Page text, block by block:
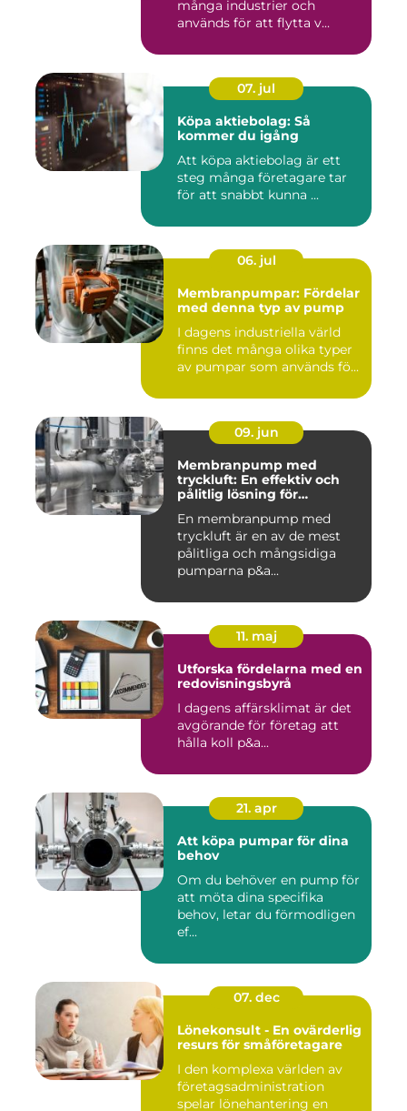
många industrier och
används för att flytta v...
07. jul
Köpa aktiebolag: Så
kommer du igång
Att köpa aktiebolag är ett
steg många företagare tar
för att snabbt kunna ...
06. jul
Membranpumpar: Fördelar
med denna typ av pump
I dagens industriella värld
finns det många olika typer
av pumpar som används fö...
09. jun
Membranpump med
tryckluft: En effektiv och
pålitlig lösning för
En membranpump med
tryckluft är en av de mest
pålitliga och mångsidiga
pumparna p&a...
11. maj
Utforska fördelarna med en
redovisningsbyrå
I dagens affärsklimat är det
avgörande för företag att
hålla koll p&a...
21. apr
Att köpa pumpar för dina
behov
Om du behöver en pump för
att möta dina specifika
behov, letar du förmodligen
ef...
07. dec
Lönekonsult - En ovärderlig
resurs för småföretagare
I den komplexa världen av
företagsadministration
spelar lönehantering en